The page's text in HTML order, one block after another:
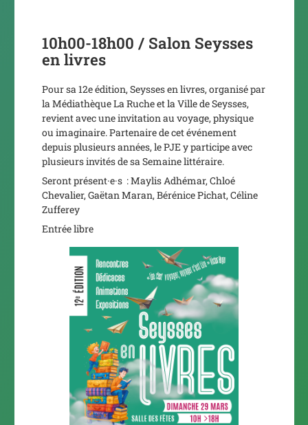
10h00-18h00 / Salon Seysses
en livres
Pour sa 12e édition, Seysses en livres, organisé par
la Médiathèque La Ruche et la Ville de Seysses,
revient avec une invitation au voyage, physique
ou imaginaire. Partenaire de cet événement
depuis plusieurs années, le PJE y participe avec
plusieurs invités de sa Semaine littéraire.
Seront présent·e·s : Maylis Adhémar, Chloé
Chevalier, Gaëtan Maran, Bérénice Pichat, Céline
Zufferey
Entrée libre